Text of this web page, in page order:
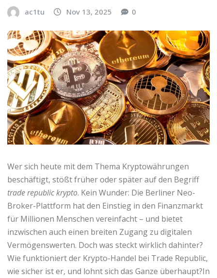
ac1tu Nov 13, 2025 0
Wer sich heute mit dem Thema Kryptowährungen
beschäftigt, stößt früher oder später auf den Begriff
trade republic krypto. Kein Wunder: Die Berliner Neo-
Broker-Plattform hat den Einstieg in den Finanzmarkt
für Millionen Menschen vereinfacht – und bietet
inzwischen auch einen breiten Zugang zu digitalen
Vermögenswerten. Doch was steckt wirklich dahinter?
Wie funktioniert der Krypto-Handel bei Trade Republic,
wie sicher ist er, und lohnt sich das Ganze überhaupt?In